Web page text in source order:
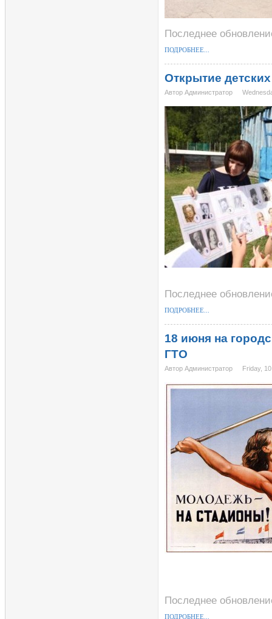
Последнее
ПОДРОБНЕЕ...
Открытие
Автор Администратор
Последнее
ПОДРОБНЕЕ...
18 июня на
ГТО
Автор Администратор Friday,
Последнее
ПОДРОБНЕЕ...